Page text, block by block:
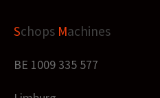
Schops Machines
BE 1009 335 577